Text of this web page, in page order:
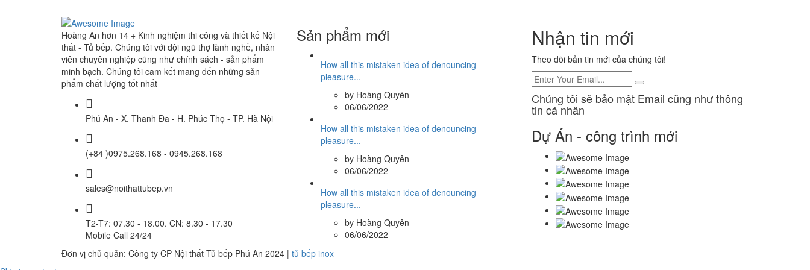
Hoàng An hơn 14 + Kinh nghiệm thi công và thiết kế Nội
thất - Tủ bếp. Chúng tôi với đội ngũ thợ lành nghề, nhân
viên chuyên nghiệp cũng như chính sách - sản phẩm
minh bạch. Chúng tôi cam kết mang đến những sản
phẩm chất lượng tốt nhất
Phú An - X. Thanh Đa - H. Phúc Thọ - TP. Hà Nội
(+84 )0975.268.168 - 0945.268.168
sales@noithattubep.vn
T2-T7: 07.30 - 18.00. CN: 8.30 - 17.30
Mobile Call 24/24
Sản phẩm mới
How all this mistaken idea of denouncing
pleasure...
by Hoàng Quyên
06/06/2022
How all this mistaken idea of denouncing
pleasure...
by Hoàng Quyên
06/06/2022
How all this mistaken idea of denouncing
pleasure...
by Hoàng Quyên
06/06/2022
Nhận tin mới
Theo dõi bản tin mới của chúng tôi!
Chúng tôi sẽ bảo mật Email cũng như thông
tin cá nhân
Dự Án - công trình mới
Đơn vị chủ quản: Công ty CP Nội thất Tủ bếp Phú An 2024 | tủ bếp inox